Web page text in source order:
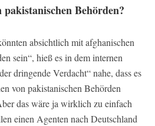
Behörden?
absichtlich mit afghanischen
sein“, hieß es in dem internen
dringende Verdacht“ nahe, dass es
von pakistanischen Behörden
das wäre ja wirklich zu einfach
einen Agenten nach Deutschland